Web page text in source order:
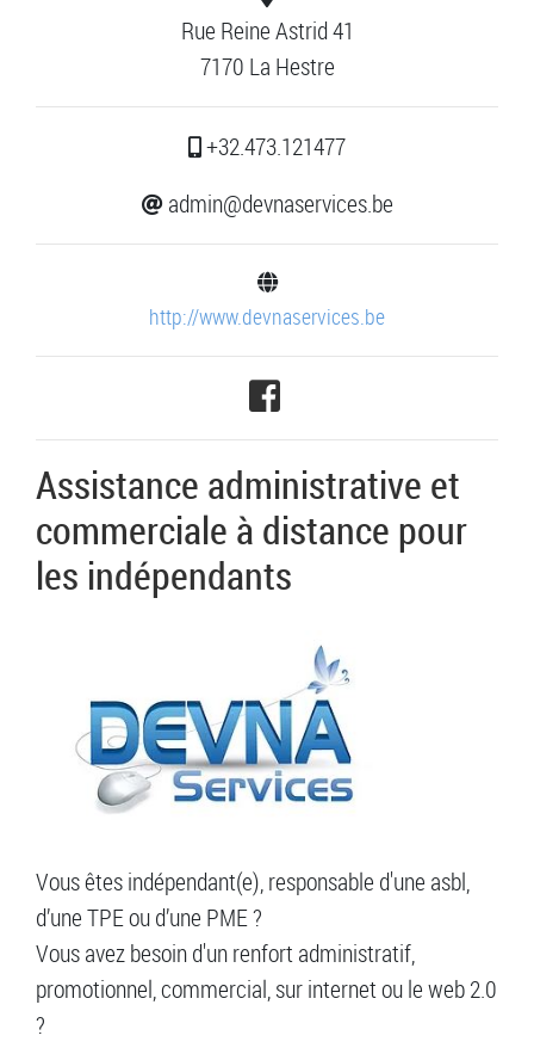
Rue Reine Astrid 41
7170 La Hestre
+32.473.121477
admin@devnaservices.be
http://www.devnaservices.be
Assistance administrative et
commerciale à distance pour
les indépendants
Vous êtes indépendant(e), responsable d'une asbl,
d’une TPE ou d’une PME ?
Vous avez besoin d'un renfort administratif,
promotionnel, commercial, sur internet ou le web 2.0
?